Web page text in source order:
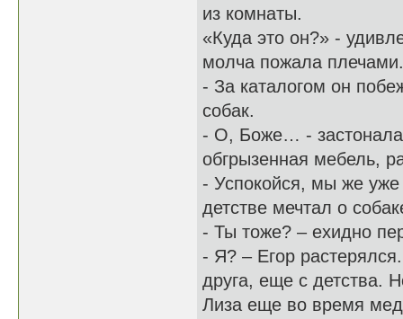
из комнаты.
«Куда это он?» -
молча пожала плечами.
- За каталогом он
собак.
- О, Боже… -
обгрызенная мебель,
- Успокойся, мы же
детстве мечтал о
- Ты тоже? – ехидно
- Я? – Егор
друга, еще с детства.
Лиза еще во время